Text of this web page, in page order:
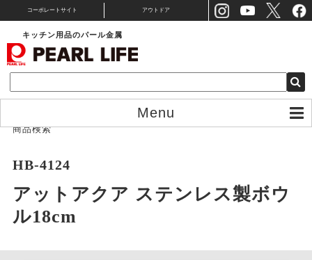
コーポレートサイト アウトドア
キッチン用品のパール金属
Menu
商品検索
HB-4124
アットアクア ステンレス製ボウ
ル18cm